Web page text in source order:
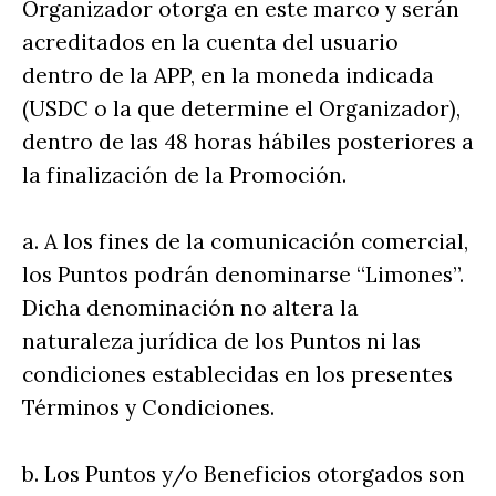
Organizador otorga en este marco y serán
acreditados en la cuenta del usuario
dentro de la APP, en la moneda indicada
(USDC o la que determine el Organizador),
dentro de las 48 horas hábiles posteriores a
la finalización de la Promoción.
a. A los fines de la comunicación comercial,
los Puntos podrán denominarse “Limones”.
Dicha denominación no altera la
naturaleza jurídica de los Puntos ni las
condiciones establecidas en los presentes
Términos y Condiciones.
b. Los Puntos y/o Beneficios otorgados son